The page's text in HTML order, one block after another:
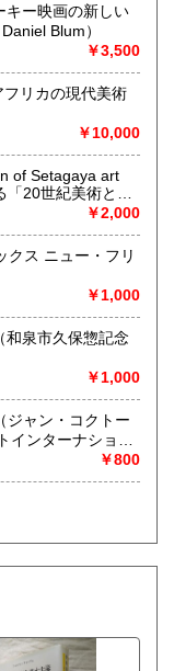
味、古書一般（そ
ー映画の新しい
enl. by John Kobal （by Daniel Blum）
￥3,500
￥10,000
of Setagaya art
「20世紀美術と素
￥2,000
ス ニュー・フリ
￥1,000
￥1,000
インターナショナ
￥800